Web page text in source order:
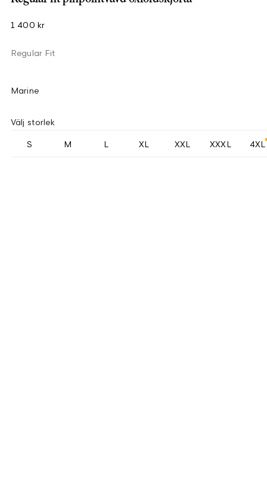
1 400 kr
Regular Fit
Marine
Välj storlek
S M L XL XXL XXXL 4XL